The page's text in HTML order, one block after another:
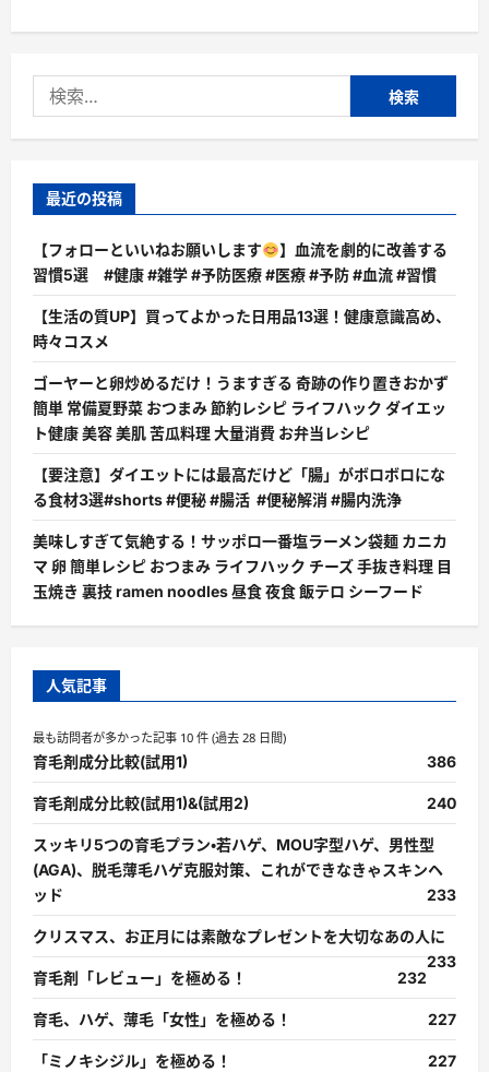
さ
読
索:
最近の投稿
【フォローといいねお願いします
】血流を劇的に改善する
習慣5選 #健康 #雑学 #予防医療 #医療 #予防 #血流 #習慣
【生活の質UP】買ってよかった日用品13選！健康意識高め、
時々コスメ
ゴーヤーと卵炒めるだけ！うますぎる 奇跡の作り置きおかず
簡単 常備夏野菜 おつまみ 節約レシピ ライフハック ダイエッ
ト健康 美容 美肌 苦瓜料理 大量消費 お弁当レシピ
【要注意】ダイエットには最高だけど「腸」がボロボロにな
る食材3選#shorts #便秘 #腸活 #便秘解消 #腸内洗浄
美味しすぎて気絶する！サッポロ一番塩ラーメン袋麺 カニカ
マ 卵 簡単レシピ おつまみ ライフハック チーズ 手抜き料理 目
玉焼き 裏技 ramen noodles 昼食 夜食 飯テロ シーフード
人気記事
最も訪問者が多かった記事 10 件 (過去 28 日間)
育毛剤成分比較(試用1) 386
育毛剤成分比較(試用1)&(試用2) 240
スッキリ5つの育毛プラン・若ハゲ、MOU字型ハゲ、男性型
(AGA)、脱毛薄毛ハゲ克服対策、これができなきゃスキンヘ
ッド
233
クリスマス、お正月には素敵なプレゼントを大切なあの人に
233
育毛剤「レビュー」を極める！
232
育毛、ハゲ、薄毛「女性」を極める！ 227
「ミノキシジル」を極める！ 227